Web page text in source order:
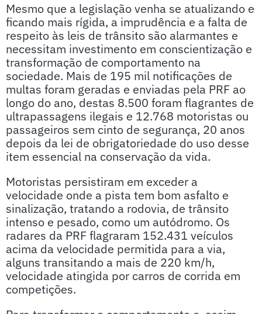
Mesmo que a legislação venha se atualizando e
ficando mais rígida, a imprudência e a falta de
respeito às leis de trânsito são alarmantes e
necessitam investimento em conscientização e
transformação de comportamento na
sociedade. Mais de 195 mil notificações de
multas foram geradas e enviadas pela PRF ao
longo do ano, destas 8.500 foram flagrantes de
ultrapassagens ilegais e 12.768 motoristas ou
passageiros sem cinto de segurança, 20 anos
depois da lei de obrigatoriedade do uso desse
item essencial na conservação da vida.
Motoristas persistiram em exceder a
velocidade onde a pista tem bom asfalto e
sinalização, tratando a rodovia, de trânsito
intenso e pesado, como um autódromo. Os
radares da PRF flagraram 152.431 veículos
acima da velocidade permitida para a via,
alguns transitando a mais de 220 km/h,
velocidade atingida por carros de corrida em
competições.